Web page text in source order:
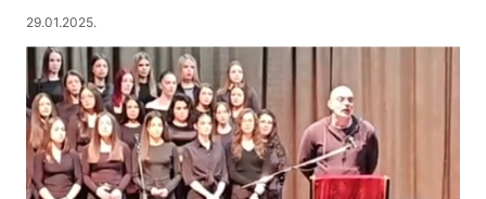
29.01.2025.